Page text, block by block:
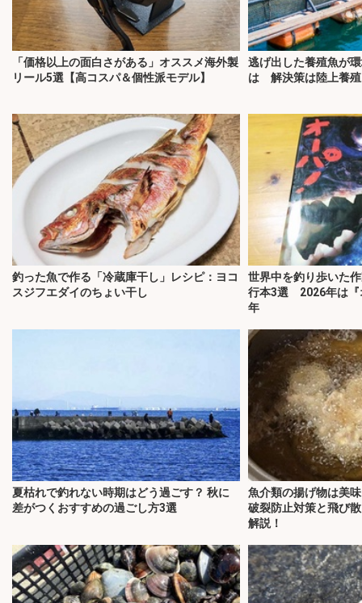
「価格以上の面白さがある」オススメ海外製
リール5選【高コスパ＆個性派モデル】
逃げ出した養殖魚が
は 解決策は陸上養殖
釣った魚で作る「冷蔵庫干し」レシピ：ヨコ
スジフエダイのちょい干し
世界中を釣り歩いた
行本3選 2026年は『
年
夏枯れで釣れない時期はどう過ごす？ 秋に
差がつくおすすめの過ごし方3選
魚介類の揚げ物は美
破裂防止対策と飛び
解説！